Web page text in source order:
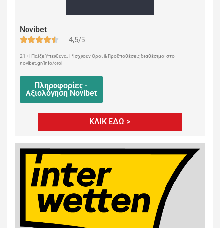
Novibet
4,5/5
21+ | Παίξε Υπεύθυνα. | *Ισχύουν Όροι & Προϋποθέσεις διαθέσιμοι στο
novibet.gr/info/oroi
Πληροφορίες -
Αξιολόγηση Novibet
ΚΛΙΚ ΕΔΩ >